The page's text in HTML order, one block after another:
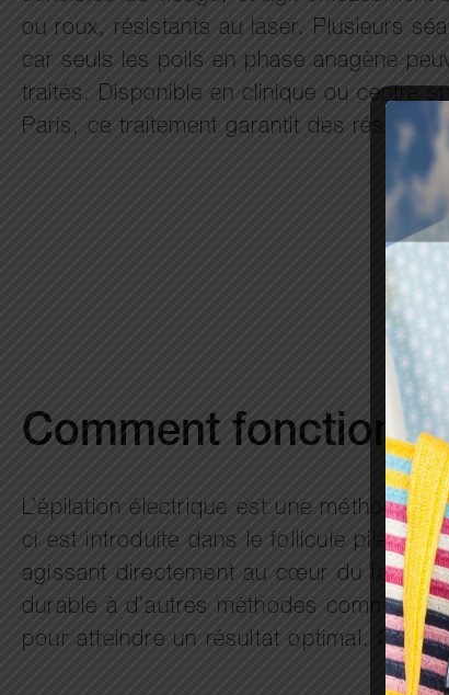
ou roux, résistants au laser. Plusieurs
car seuls les poils en phase anagène
traités. Disponible en clinique ou centre
Paris, ce traitement garantit des résultats
Comment
L’épilation électrique est une méthode
ci est introduite dans le follicule pileux
agissant directement au cœur du
durable à d’autres méthodes comme le
pour atteindre un résultat optimal. On